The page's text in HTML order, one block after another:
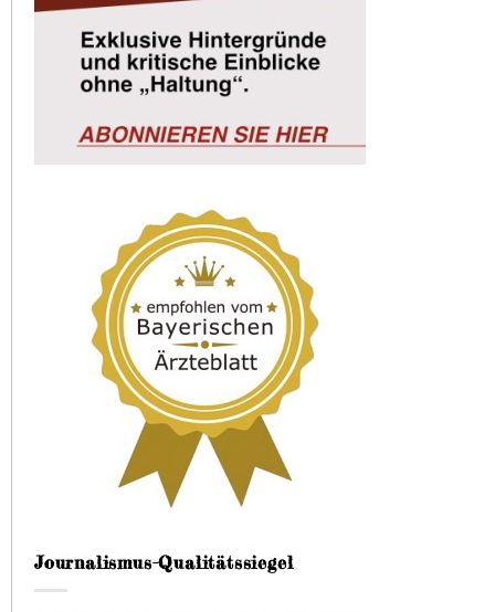
Journalismus-Qualitätssiegel